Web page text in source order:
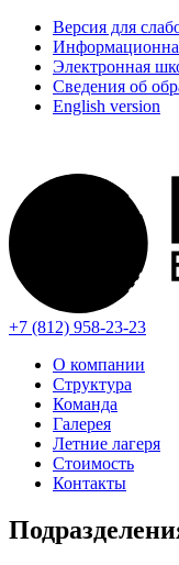
Версия для
Электронная
Сведения об
English version
+7 (812) 958-23-23
О компании
Структура
Команда
Галерея
Летние лагеря
Стоимость
Контакты